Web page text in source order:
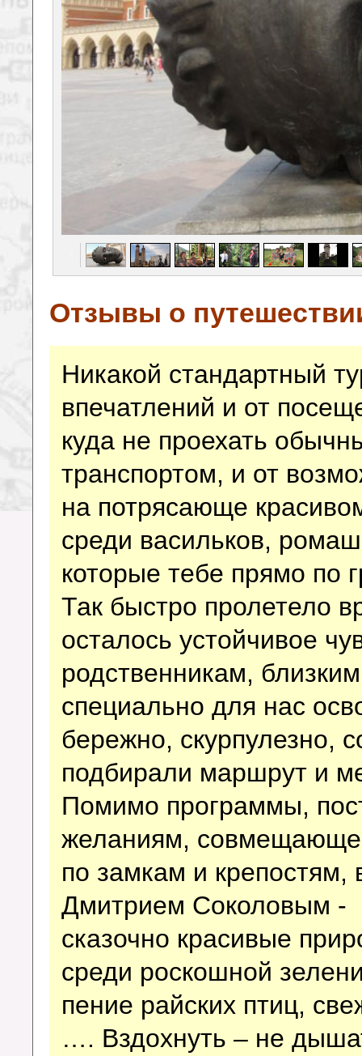
Отзывы о
Никакой стандартный
впечатлений и от
куда не проехать
транспортом, и от
на потрясающе
среди васильков,
которые тебе прямо по
Так быстро пролетело
осталось устойчивое
родственникам,
специально для нас
бережно, скурпулезно,
подбирали маршрут и
Помимо программы,
желаниям,
по замкам и
Дмитрием Соколовым -
сказочно красивые
среди роскошной
пение райских птиц,
…. Вздохнуть – не